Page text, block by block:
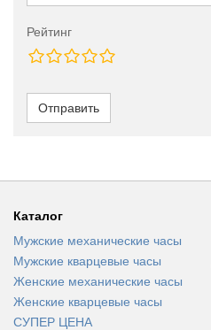
Рейтинг
Отправить
Каталог
Мужские механические часы
Мужские кварцевые часы
Женские механические часы
Женские кварцевые часы
СУПЕР ЦЕНА